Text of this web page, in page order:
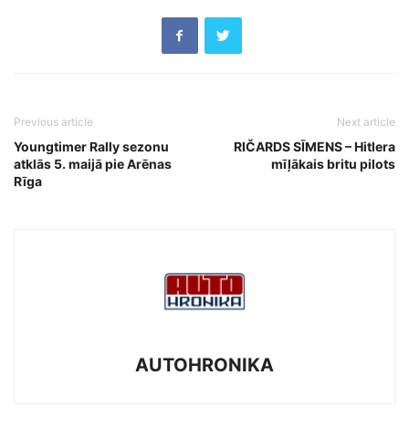
Previous article
Youngtimer Rally sezonu
atklās 5. maijā pie Arēnas
Rīga
Next article
RIČARDS SĪMENS – Hitlera
mīļākais britu pilots
AUTOHRONIKA